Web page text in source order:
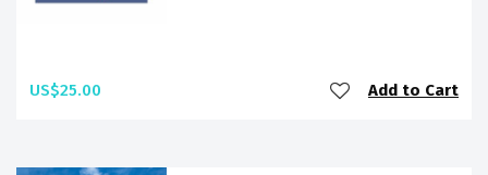
US$25.00 Add to Cart